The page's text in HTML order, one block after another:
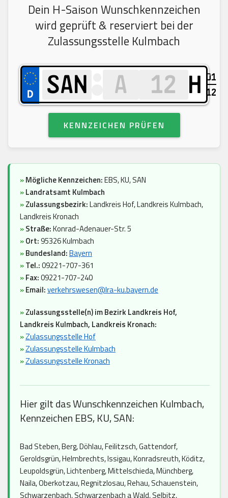
Dein H-Saison Wunschkennzeichen
wird geprüft & reserviert bei der
Zulassungsstelle Kulmbach
H
01
12
KENNZEICHEN PRÜFEN
»Mögliche Kennzeichen:EBS, KU, SAN
»Landratsamt Kulmbach
»Zulassungsbezirk:Landkreis Hof, Landkreis Kulmbach,
Landkreis Kronach
»Straße:Konrad-Adenauer-Str. 5
»Ort:95326 Kulmbach
»Bundesland:Bayern
»Tel.:09221-707-361
»Fax:09221-707-240
»Email:verkehrswesen@lra-ku.bayern.de
»Zulassungsstelle(n) im Bezirk Landkreis Hof,
Landkreis Kulmbach, Landkreis Kronach:
»Zulassungsstelle Hof
»Zulassungsstelle Kulmbach
»Zulassungsstelle Kronach
Hier gilt das Wunschkennzeichen Kulmbach,
Kennzeichen EBS, KU, SAN:
Bad Steben, Berg, Döhlau, Feilitzsch, Gattendorf,
Geroldsgrün, Helmbrechts, Issigau, Konradsreuth, Köditz,
Leupoldsgrün, Lichtenberg, Mittelschieda, Münchberg,
Naila, Oberkotzau, Regnitzlosau, Rehau, Schauenstein,
Schwarzenbach, Schwarzenbach a Wald, Selbitz,